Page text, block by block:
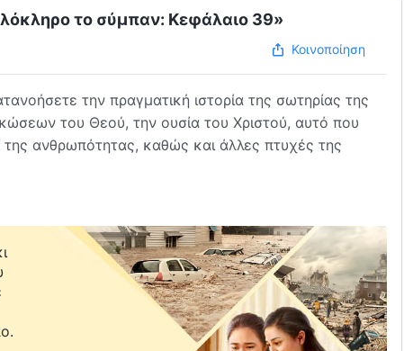
το σύμπαν: Κεφάλαιο 39»
Κοινοποίηση
την πραγματική ιστορία της σωτηρίας της
του Θεού, την ουσία του Χριστού, αυτό που
της ανθρωπότητας, καθώς και άλλες πτυχές της